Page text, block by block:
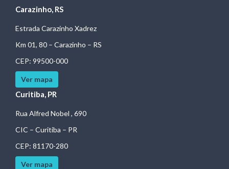
Carazinho, RS
Estrada Carazinho Xadrez
Km 01, 80 – Carazinho – RS
CEP: 99500-000
Ver mapa
Curitiba, PR
Rua Alfred Nobel , 690
CIC – Curitiba – PR
CEP: 81170-280
Ver mapa